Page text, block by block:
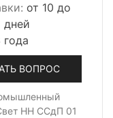
от 10 до
дней
года
ВОПРОС
НН ССдП 01